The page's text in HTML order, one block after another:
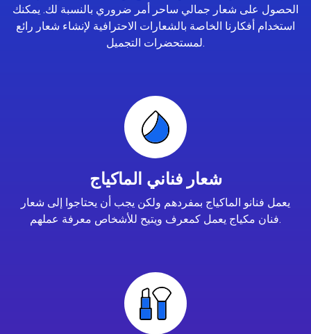
الحصول على شعار جمالي ساحر أمر ضروري بالنسبة لك. يمكنك
استخدام أفكارنا الخاصة بالشعارات الاحترافية لإنشاء شعار رائع
لمستحضرات التجميل.
شعار فناني الماكياج
يعمل فنانو الماكياج بمفردهم ولكن يجب أن يحتاجوا إلى شعار
فنان مكياج يعمل كمعرف ويتيح للأشخاص معرفة عملهم.